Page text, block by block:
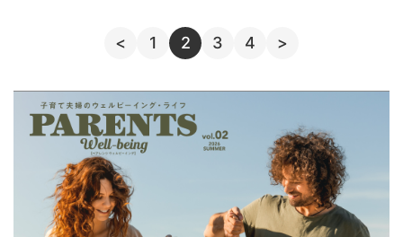
< 1 2 3 4 >